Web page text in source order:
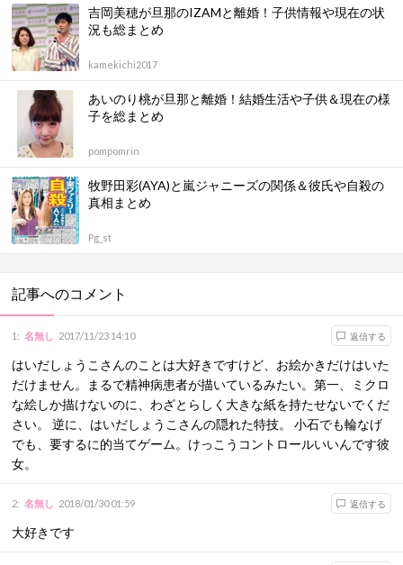
吉岡美穂が旦那のIZAMと離婚！子供情報や現在の状
況も総まとめ
kamekichi2017
あいのり桃が旦那と離婚！結婚生活や子供＆現在の様
子を総まとめ
pompomrin
牧野田彩(AYA)と嵐ジャニーズの関係＆彼氏や自殺の
真相まとめ
Pg_st
記事へのコメント
1 : 名無し 2017/11/23 14:10 返信する
はいだしょうこさんのことは大好きですけど、お絵かきだけはいた
だけません。まるで精神病患者が描いているみたい。第一、ミクロ
な絵しか描けないのに、わざとらしく大きな紙を持たせないでくだ
さい。 逆に、はいだしょうこさんの隠れた特技。 小石でも輪なげ
でも、要するに的当てゲーム。けっこうコントロールいいんです彼
女。
2: 名無し 2018/01/30 01:59 返信する
大好きです